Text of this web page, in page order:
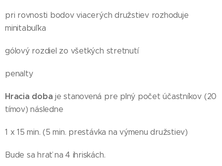
pri rovnosti bodov viacerých družstiev rozhoduje
minitabuľka
gólový rozdiel zo všetkých stretnutí
penalty
Hracia doba je stanovená pre plný počet účastníkov (20
tímov) následne
1 x 15 min. (5 min. prestávka na výmenu družstiev)
Bude sa hrať na 4 ihriskách.